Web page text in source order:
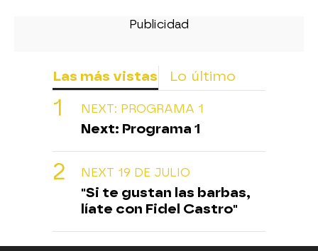
Las más vistas Lo último
NEXT: PROGRAMA 1
Next: Programa 1
NEXT 19 DE JULIO
"Si te gustan las barbas,
líate con Fidel Castro"